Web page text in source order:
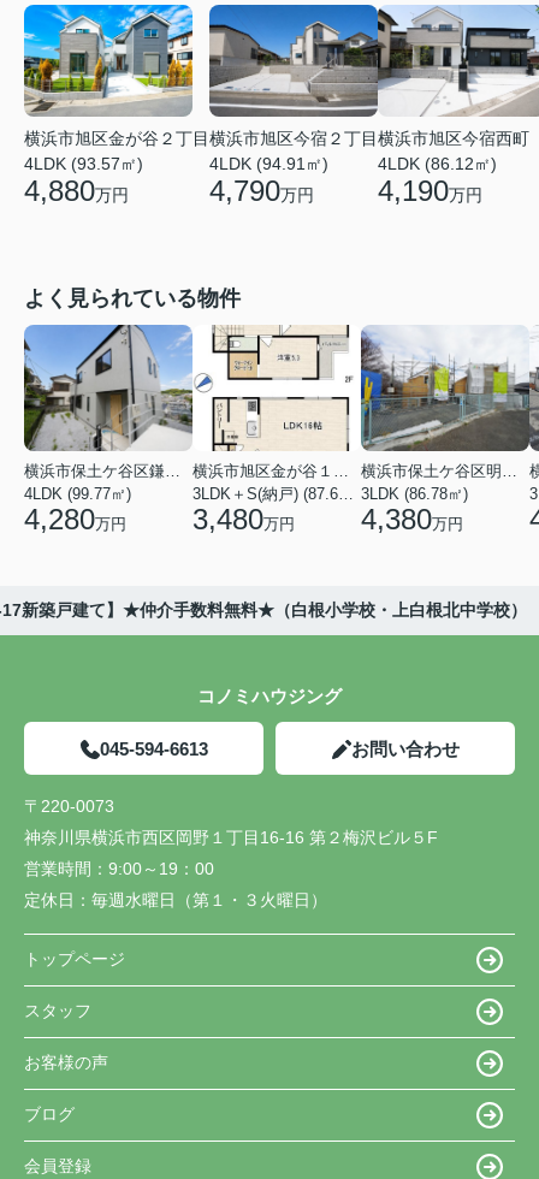
横浜市旭区金が谷２丁目
4LDK (93.57㎡)
4,880万円
横浜市旭区今宿２丁目
4LDK (94.91㎡)
4,790万円
横浜市旭区今宿西町
4LDK (86.12㎡)
4,190万円
よく見られている物件
4LDK (99.77㎡)
4,280万円 3,480万円
3LDK (86.78㎡)
4,380万円
新築戸建て】★仲介手数料無料★（白根小学校・上白根北中学校）
コノミハウジング
045-594-6613 お問い合わせ
〒220-0073
神奈川県横浜市西区岡野１丁目16-16 第２梅沢ビル５F
営業時間： 9:00～19：00
定休日： 毎週水曜日（第１・３火曜日）
トップページ
スタッフ
お客様の声
ブログ
会員登録